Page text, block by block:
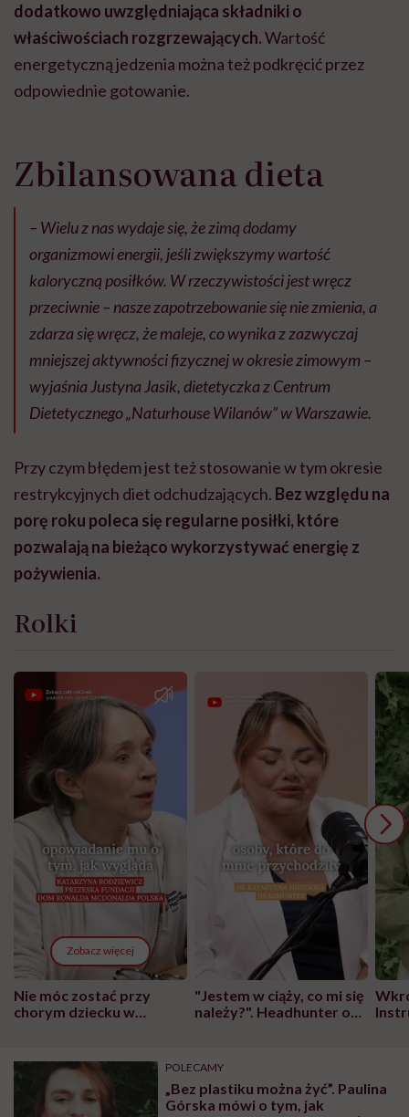
dodatkowo uwzględniająca składniki o
właściwościach rozgrzewających.Wartość
energetyczną jedzenia można też podkręcić przez
odpowiednie gotowanie.
Zbilansowana dieta
– Wielu z nas wydaje się, że zimą dodamy
organizmowi energii, jeśli zwiększymy wartość
kaloryczną posiłków. W rzeczywistości jest wręcz
przeciwnie – nasze zapotrzebowanie się nie zmienia, a
zdarza się wręcz, że maleje, co wynika z zazwyczaj
mniejszej aktywności fizycznej w okresie zimowym –
wyjaśnia Justyna Jasik, dietetyczka z Centrum
Dietetycznego „Naturhouse Wilanów” w Warszawie.
Przy czym błędem jest też stosowanie w tym okresie
restrykcyjnych diet odchudzających. Bez względu na
porę roku poleca się regularne posiłki, które
pozwalają na bieżąco wykorzystywać energię z
pożywienia.
Rolki
Zobacz więcej
Nie móc zostać przy
chorym dziecku w
może chyba tylko
głupota i brak
wyobraźni"
"Jestem w ciąży, co mi się
należy?". Headhunter o
pracy
POLECAMY
„Bez plastiku można żyć”. Paulina
Górska mówi o tym, jak